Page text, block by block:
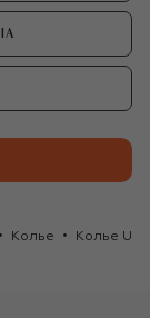
Колье Колье